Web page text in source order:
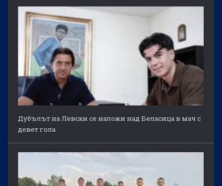
Дубълът на Левски се наложи над Беласица в мач с
девет гола